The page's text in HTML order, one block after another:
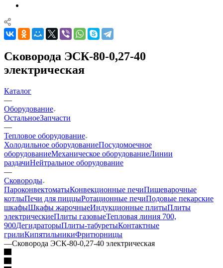
Сковорода ЭСК-80-0,27-40
электрическая
Каталог
—
Оборудование
ОстальноеЗапчасти
—
Тепловое оборудование
Холодильное оборудованиеПосудомоечное
оборудованиеМеханическое оборудованиеЛинии
раздачиНейтральное оборудование
—
Сковороды
ПароконвектоматыКонвекционные печиПищеварочные
котлыПечи для пиццыРотационные печиПодовые пекарские
шкафыШкафы жарочныеИндукционные плитыПлиты
электрическиеПлиты газовыеТепловая линия 700,
900ДегидраторыПлиты-табуретыКонтактные
грилиКипятильникиФритюрницы
—Сковорода ЭСК-80-0,27-40 электрическая